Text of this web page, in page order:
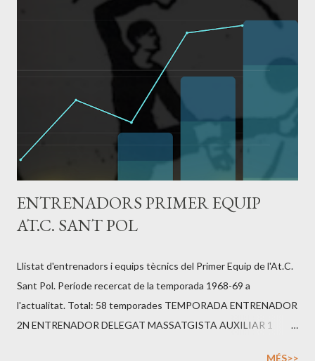
jornades (Temp 17/18 j25 a j33) Clubs amb els que s''han
disputat partits oficials a 2cat2: 46 clubs Dinàmic Batlló Esp,
Sarrià CP, Olimpic Can Fatjo CE, Catalonia UB, Catalana UD,
Canyelles CE, EE Guineueta CF, Carmelo CD, EF Mataró CE,
Singuerlin CF, Cirera UD, U. Llefià CF, San Juan Montcada UE,
Ripollet CF, Lloreda CF, Premià CE, Equipo Ja CF, Tecnofutbol CF,
Besos Baron de Viver CF, Montcada CD, Matarones...
ENTRENADORS PRIMER EQUIP
AT.C. SANT POL
Llistat d'entrenadors i equips tècnics del Primer Equip de l'At.C.
Sant Pol. Període recercat de la temporada 1968-69 a
l'actualitat. Total: 58 temporades TEMPORADA ENTRENADOR
2N ENTRENADOR DELEGAT MASSATGISTA AUXILIAR 1
MÉS>>